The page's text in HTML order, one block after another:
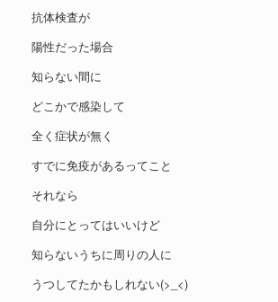
抗体検査が
陽性だった場合
知らない間に
どこかで感染して
全く症状が無く
すでに免疫があるってこと
それなら
自分にとってはいいけど
知らないうちに周りの人に
うつしてたかもしれない(>_<)